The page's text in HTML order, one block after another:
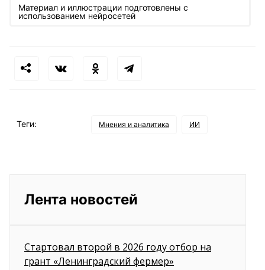
Материал и иллюстрации подготовлены с
использованием нейросетей
Теги: Мнения и аналитика ИИ
Лента новостей
Стартовал второй в 2026 году отбор на
грант «Ленинградский фермер»